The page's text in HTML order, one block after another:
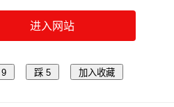
进入网站
9 踩 5 加入收藏